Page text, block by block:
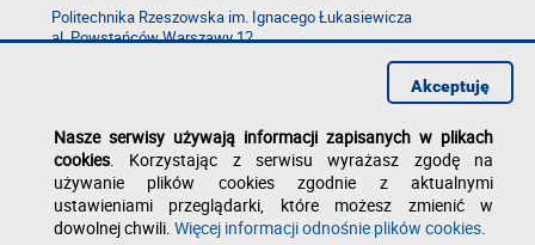
Politechnika Rzeszowska im. Ignacego Łukasiewicza
al. Powstańców Warszawy 12
e-mail:kancelaria@prz.edu.pl
Deklaracja dostępności
Polityka prywatności
Zgłoś błąd na stronie
Nasze serwisy używają informacji zapisanych w plikach
cookies. Korzystając z serwisu wyrażasz zgodę na
używanie plików cookies zgodnie z aktualnymi
ustawieniami przeglądarki, które możesz zmienić w
dowolnej chwili. Więcej informacji odnośnie plików cookies.
Akceptuję